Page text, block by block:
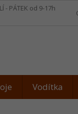
- PÁTEK od 9-17h
Vodítka